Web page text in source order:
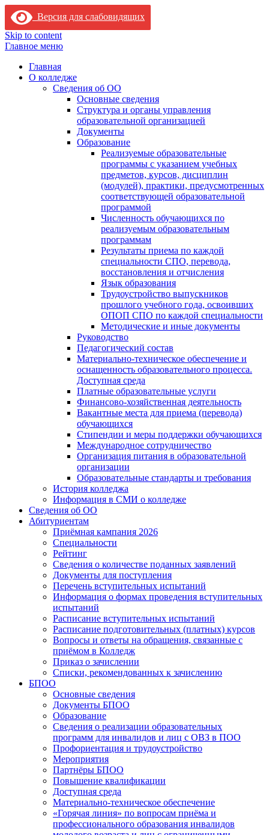
Версия для слабовидящих
Skip to content
Главное меню
Главная
О колледже
Сведения об ОО
Основные сведения
Структура и органы управления
образовательной организацией
Документы
Образование
Реализуемые образовательные
программы с указанием учебных
предметов, курсов, дисциплин
(модулей), практики, предусмотренных
соответствующей образовательной
программой
Численность обучающихся по
реализуемым образовательным
программам
Результаты приема по каждой
специальности СПО, перевода,
восстановления и отчисления
Язык образования
Трудоустройство выпускников
прошлого учебного года, освоивших
ОПОП СПО по каждой специальности
Методические и иные документы
Руководство
Педагогический состав
Материально-техническое обеспечение и
оснащенность образовательного процесса.
Доступная среда
Платные образовательные услуги
Финансово-хозяйственная деятельность
Вакантные места для приема (перевода)
обучающихся
Стипендии и меры поддержки обучающихся
Международное сотрудничество
Организация питания в образовательной
организации
Образовательные стандарты и требования
История колледжа
Информация в СМИ о колледже
Сведения об ОО
Абитуриентам
Приёмная кампания 2026
Специальности
Рейтинг
Сведения о количестве поданных заявлений
Документы для поступления
Перечень вступительных испытаний
Информация о формах проведения вступительных
испытаний
Расписание вступительных испытаний
Расписание подготовительных (платных) курсов
Вопросы и ответы на обращения, связанные с
приёмом в Колледж
Приказ о зачислении
Списки, рекомендованных к зачислению
БПОО
Основные сведения
Документы БПОО
Образование
Сведения о реализации образовательных
программ для инвалидов и лиц с ОВЗ в ПОО
Профориентация и трудоустройство
Мероприятия
Партнёры БПОО
Повышение квалификации
Доступная среда
Материально-техническое обеспечение
«Горячая линия» по вопросам приёма и
профессионального образования инвалидов